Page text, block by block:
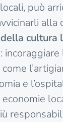
può
alla
cultura
:
e